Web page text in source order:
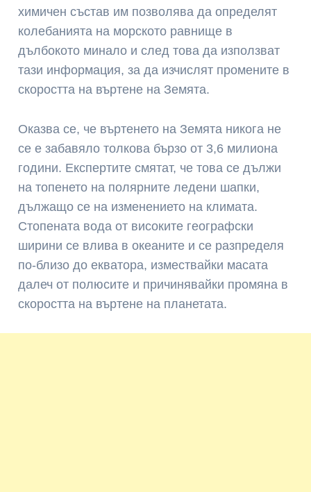
химичен състав им позволява да определят
колебанията на морското равнище в
дълбокото минало и след това да използват
тази информация, за да изчислят промените в
скоростта на въртене на Земята.
Оказва се, че въртенето на Земята никога не
се е забавяло толкова бързо от 3,6 милиона
години. Експертите смятат, че това се дължи
на топенето на полярните ледени шапки,
дължащо се на изменението на климата.
Стопената вода от високите географски
ширини се влива в океаните и се разпределя
по-близо до екватора, измествайки масата
далеч от полюсите и причинявайки промяна в
скоростта на въртене на планетата.